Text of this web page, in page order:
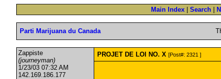
Main Index Search
Parti Marijuana du Canada
Zappiste
(journeyman)
1/23/03 07:32 AM
142.169.186.177
PROJET DE LOI NO. X [Post#: 2321 ]